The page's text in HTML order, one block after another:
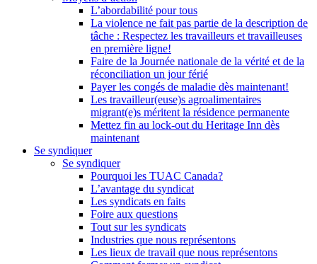
L’abordabilité pour tous
La violence ne fait pas partie de la description de
tâche : Respectez les travailleurs et travailleuses
en première ligne!
Faire de la Journée nationale de la vérité et de la
réconciliation un jour férié
Payer les congés de maladie dès maintenant!
Les travailleur(euse)s agroalimentaires
migrant(e)s méritent la résidence permanente
Mettez fin au lock-out du Heritage Inn dès
maintenant
Se syndiquer
Se syndiquer
Pourquoi les TUAC Canada?
L’avantage du syndicat
Les syndicats en faits
Foire aux questions
Tout sur les syndicats
Industries que nous représentons
Les lieux de travail que nous représentons